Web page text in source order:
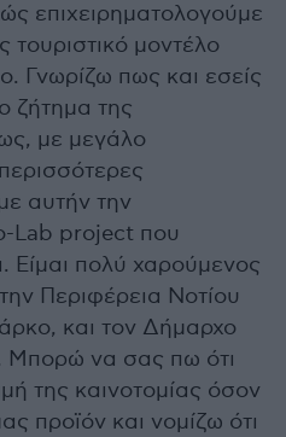
επιχειρηματολογούμε
τουριστικό μοντέλο
Γνωρίζω πως και εσείς
ζήτημα της
με μεγάλο
αυτήν την
Lab project που
Είμαι πολύ χαρούμενος
Περιφέρεια Νοτίου
και τον Δήμαρχο
Μπορώ να σας πω ότι
της καινοτομίας όσον
προϊόν και νομίζω ότι